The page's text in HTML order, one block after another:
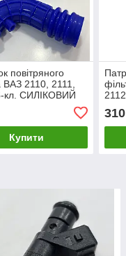
повітряного
ВАЗ 2110, 2111,
кл. СИЛІКОВИЙ
Купити
310